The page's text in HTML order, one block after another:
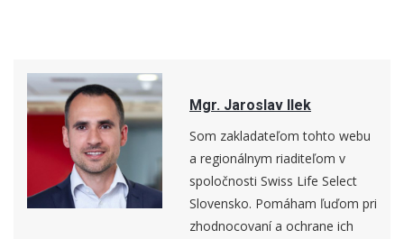
Mgr. Jaroslav Ilek
Som zakladateľom tohto webu
a regionálnym riaditeľom v
spoločnosti Swiss Life Select
Slovensko. Pomáham ľuďom pri
zhodnocovaní a ochrane ich